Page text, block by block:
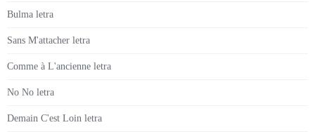
Bulma letra
Sans M'attacher letra
Comme à L'ancienne letra
No No letra
Demain C'est Loin letra